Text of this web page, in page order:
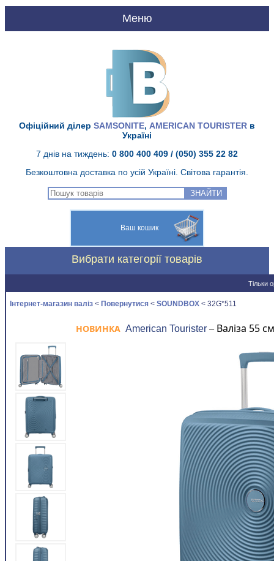
Про нас
Доставка і оплата
Якість Samsonite
Контакти
Новини
Офіційний ділер SAMSONITE, AMERICAN TOURISTER в
Україні
7 днів на тиждень: 0 800 400 409 / (050) 355 22 82
Безкоштовна доставка по усій Україні. Світова гарантія.
ЗНАЙТИ
Ваш кошик
Вибрати категорії товарів
Тільки
Інтернет-магазин валіз < Повернутися < SOUNDBOX < 32G*511
НОВИНКА American Tourister – Валіза 55